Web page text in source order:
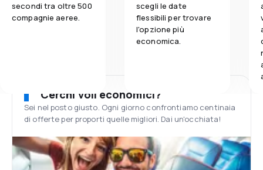
secondi tra oltre 500
compagnie aeree.
scegli le date
flessibili per trovare
l'opzione più
economica.
Cerchi voli economici?
Sei nel posto giusto. Ogni giorno confrontiamo centinaia
di offerte per proporti quelle migliori. Dai un'occhiata!